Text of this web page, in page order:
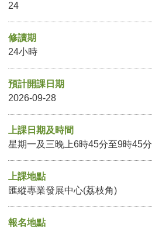
24
修讀期
24小時
預計開課日期
2026-09-28
上課日期及時間
星期一及三晚上6時45分至9時45分
上課地點
匯縱專業發展中心(荔枝角)
報名地點